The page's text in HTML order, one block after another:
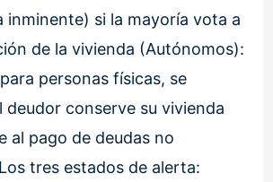
inminente) si la mayoría vota a
de la vivienda (Autónomos):
personas físicas, se
deudor conserve su vivienda
al pago de deudas no
tres estados de alerta: